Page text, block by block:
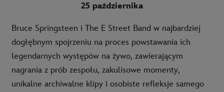
25 października
Bruce Springsteen i The E Street Band w najbardziej
dogłębnym spojrzeniu na proces powstawania ich
legendarnych występów na żywo, zawierającym
nagrania z prób zespołu, zakulisowe momenty,
unikalne archiwalne klipy i osobiste refleksje samego